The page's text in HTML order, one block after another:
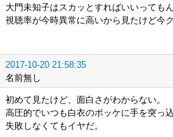
大門未知子はスカッとすればいいっても
視聴率が今時異常に高いから見たけど今
2017-10-20 21:58:35
名前無し
初めて見たけど、面白さがわからない。
高圧的でいつも白衣のポッケに手を突っ
失敗しなくてもイヤだ。